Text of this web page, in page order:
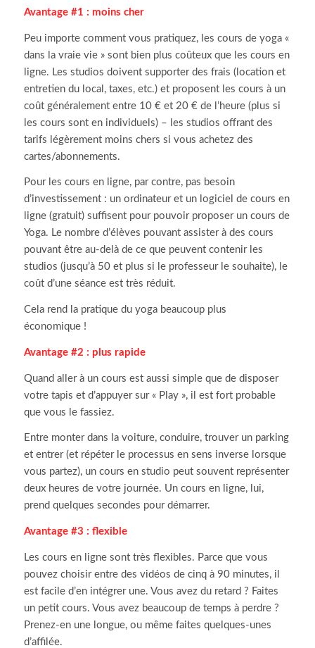
Avantage #1 : moins cher
Peu importe comment vous pratiquez, les cours de yoga «
dans la vraie vie » sont bien plus coûteux que les cours en
ligne. Les studios doivent supporter des frais (location et
entretien du local, taxes, etc.) et proposent les cours à un
coût généralement entre 10 € et 20 € de l’heure (plus si
les cours sont en individuels) – les studios offrant des
tarifs légèrement moins chers si vous achetez des
cartes/abonnements.
Pour les cours en ligne, par contre, pas besoin
d’investissement : un ordinateur et un logiciel de cours en
ligne (gratuit) suffisent pour pouvoir proposer un cours de
Yoga. Le nombre d’élèves pouvant assister à des cours
pouvant être au-delà de ce que peuvent contenir les
studios (jusqu’à 50 et plus si le professeur le souhaite), le
coût d’une séance est très réduit.
Cela rend la pratique du yoga beaucoup plus
économique !
Avantage #2 : plus rapide
Quand aller à un cours est aussi simple que de disposer
votre tapis et d’appuyer sur « Play », il est fort probable
que vous le fassiez.
Entre monter dans la voiture, conduire, trouver un parking
et entrer (et répéter le processus en sens inverse lorsque
vous partez), un cours en studio peut souvent représenter
deux heures de votre journée. Un cours en ligne, lui,
prend quelques secondes pour démarrer.
Avantage #3 : flexible
Les cours en ligne sont très flexibles. Parce que vous
pouvez choisir entre des vidéos de cinq à 90 minutes, il
est facile d’en intégrer une. Vous avez du retard ? Faites
un petit cours. Vous avez beaucoup de temps à perdre ?
Prenez-en une longue, ou même faites quelques-unes
d’affilée.